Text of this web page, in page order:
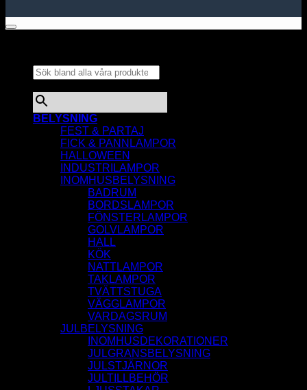
BELYSNING
FEST & PARTAJ
FICK & PANNLAMPOR
HALLOWEEN
INDUSTRILAMPOR
INOMHUSBELYSNING
BADRUM
BORDSLAMPOR
FÖNSTERLAMPOR
GOLVLAMPOR
HALL
KÖK
NATTLAMPOR
TAKLAMPOR
TVÄTTSTUGA
VÄGGLAMPOR
VARDAGSRUM
JULBELYSNING
INOMHUSDEKORATIONER
JULGRANSBELYSNING
JULSTJÄRNOR
JULTILLBEHÖR